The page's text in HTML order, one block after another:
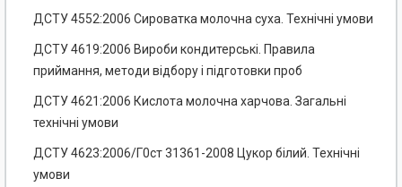
ДСТУ 4552:2006 Сироватка молочна суха. Технічні умови
ДСТУ 4619:2006 Вироби кондитерські. Правила
приймання, методи відбору і підготовки проб
ДСТУ 4621:2006 Кислота молочна харчова. Загальні
технічні умови
ДСТУ 4623:2006/Г0ст 31361-2008 Цукор білий. Технічні
умови